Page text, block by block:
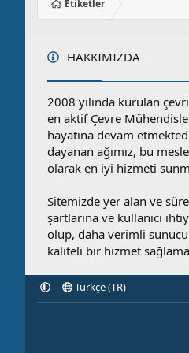
Etiketler
HAKKIMIZDA
2008 yılında kurulan
en aktif Çevre
hayatına devam
dayanan ağımız, bu
olarak en iyi hizmeti
Sitemizde yer alan ve
şartlarına ve kullanıcı
olup, daha verimli
kaliteli bir hizmet
Türkçe (TR)